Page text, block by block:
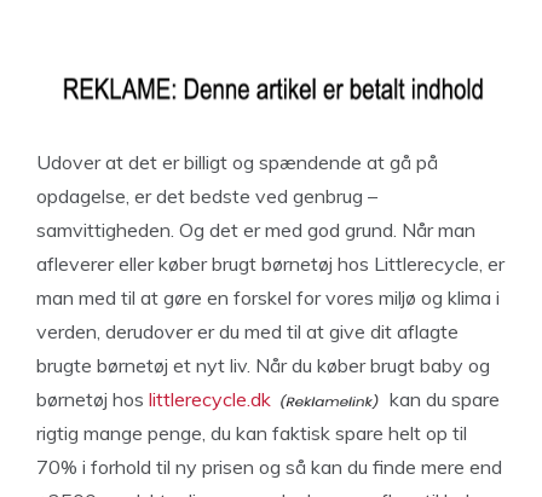
Udover at det er billigt og spændende at gå på
opdagelse, er det bedste ved genbrug –
samvittigheden. Og det er med god grund. Når man
afleverer eller køber brugt børnetøj hos Littlerecycle, er
man med til at gøre en forskel for vores miljø og klima i
verden, derudover er du med til at give dit aflagte
brugte børnetøj et nyt liv. Når du køber brugt baby og
børnetøj hos littlerecycle.dk
kan du spare
rigtig mange penge, du kan faktisk spare helt op til
70% i forhold til ny prisen og så kan du finde mere end